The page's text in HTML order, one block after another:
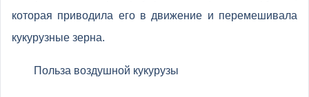
которая приводила его в движение и перемешивала
кукурузные зерна.
Польза воздушной кукурузы